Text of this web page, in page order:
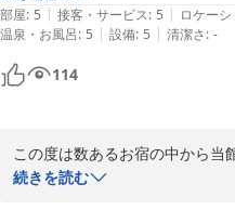
高レベルであることを実感しまし
お食事も美味しく、また訪れたい
周囲は山あいで、いわゆる温泉
部屋: 5 | 接客・サービス: 5 | ロケーシ
温泉・お風呂: 5 | 設備: 5 | 清潔さ: -
114
この度は数あるお宿の中から当
いました。
続きを読む